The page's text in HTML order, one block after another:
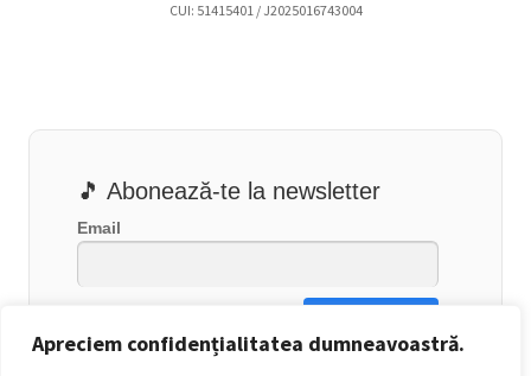
Apreciem confidențialitatea dumneavoastră.
CUI: 51415401 / J2025016743004
🎵 Abonează-te la newsletter
Email